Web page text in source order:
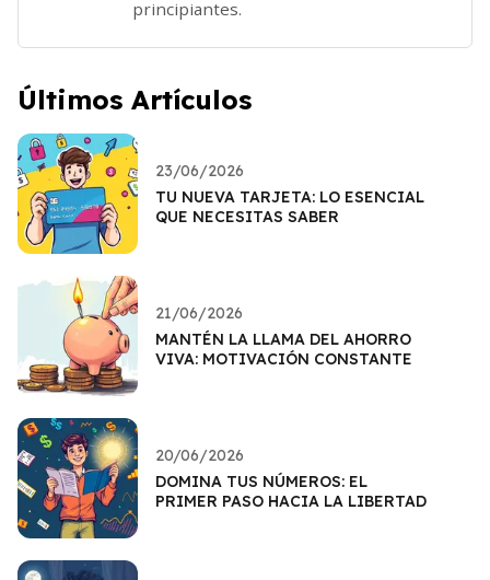
principiantes.
Últimos Artículos
23/06/2026
TU NUEVA TARJETA: LO ESENCIAL
QUE NECESITAS SABER
21/06/2026
MANTÉN LA LLAMA DEL AHORRO
VIVA: MOTIVACIÓN CONSTANTE
20/06/2026
DOMINA TUS NÚMEROS: EL
PRIMER PASO HACIA LA LIBERTAD